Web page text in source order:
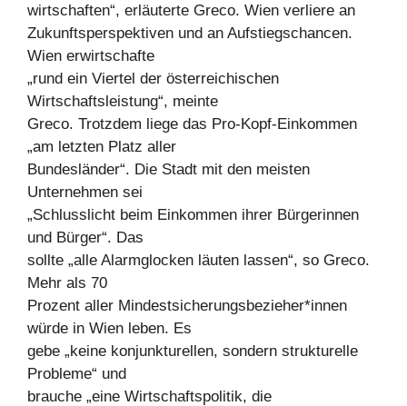
wirtschaften“, erläuterte Greco. Wien verliere an
Zukunftsperspektiven und an Aufstiegschancen.
Wien erwirtschafte
„rund ein Viertel der österreichischen
Wirtschaftsleistung“, meinte
Greco. Trotzdem liege das Pro-Kopf-Einkommen
„am letzten Platz aller
Bundesländer“. Die Stadt mit den meisten
Unternehmen sei
„Schlusslicht beim Einkommen ihrer Bürgerinnen
und Bürger“. Das
sollte „alle Alarmglocken läuten lassen“, so Greco.
Mehr als 70
Prozent aller Mindestsicherungsbezieher*innen
würde in Wien leben. Es
gebe „keine konjunkturellen, sondern strukturelle
Probleme“ und
brauche „eine Wirtschaftspolitik, die